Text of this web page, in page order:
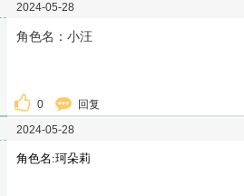
2024-05-28
角色名：小汪
0 回复
2024-05-28
角色名:珂朵莉